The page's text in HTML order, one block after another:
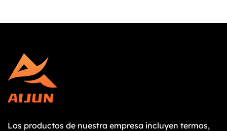
Los productos de nuestra empresa incluyen termos,